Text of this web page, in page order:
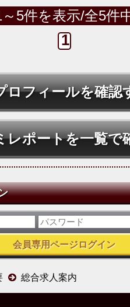
～5件を表示/全5件
1
ロフィールを確認
レポートを一覧で
総合求人案内